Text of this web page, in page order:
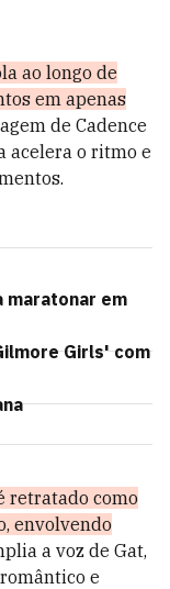
ao longo de
em apenas
de Cadence
acelera o ritmo e
maratonar em
Girls' com
retratado como
envolvendo
a voz de Gat,
e